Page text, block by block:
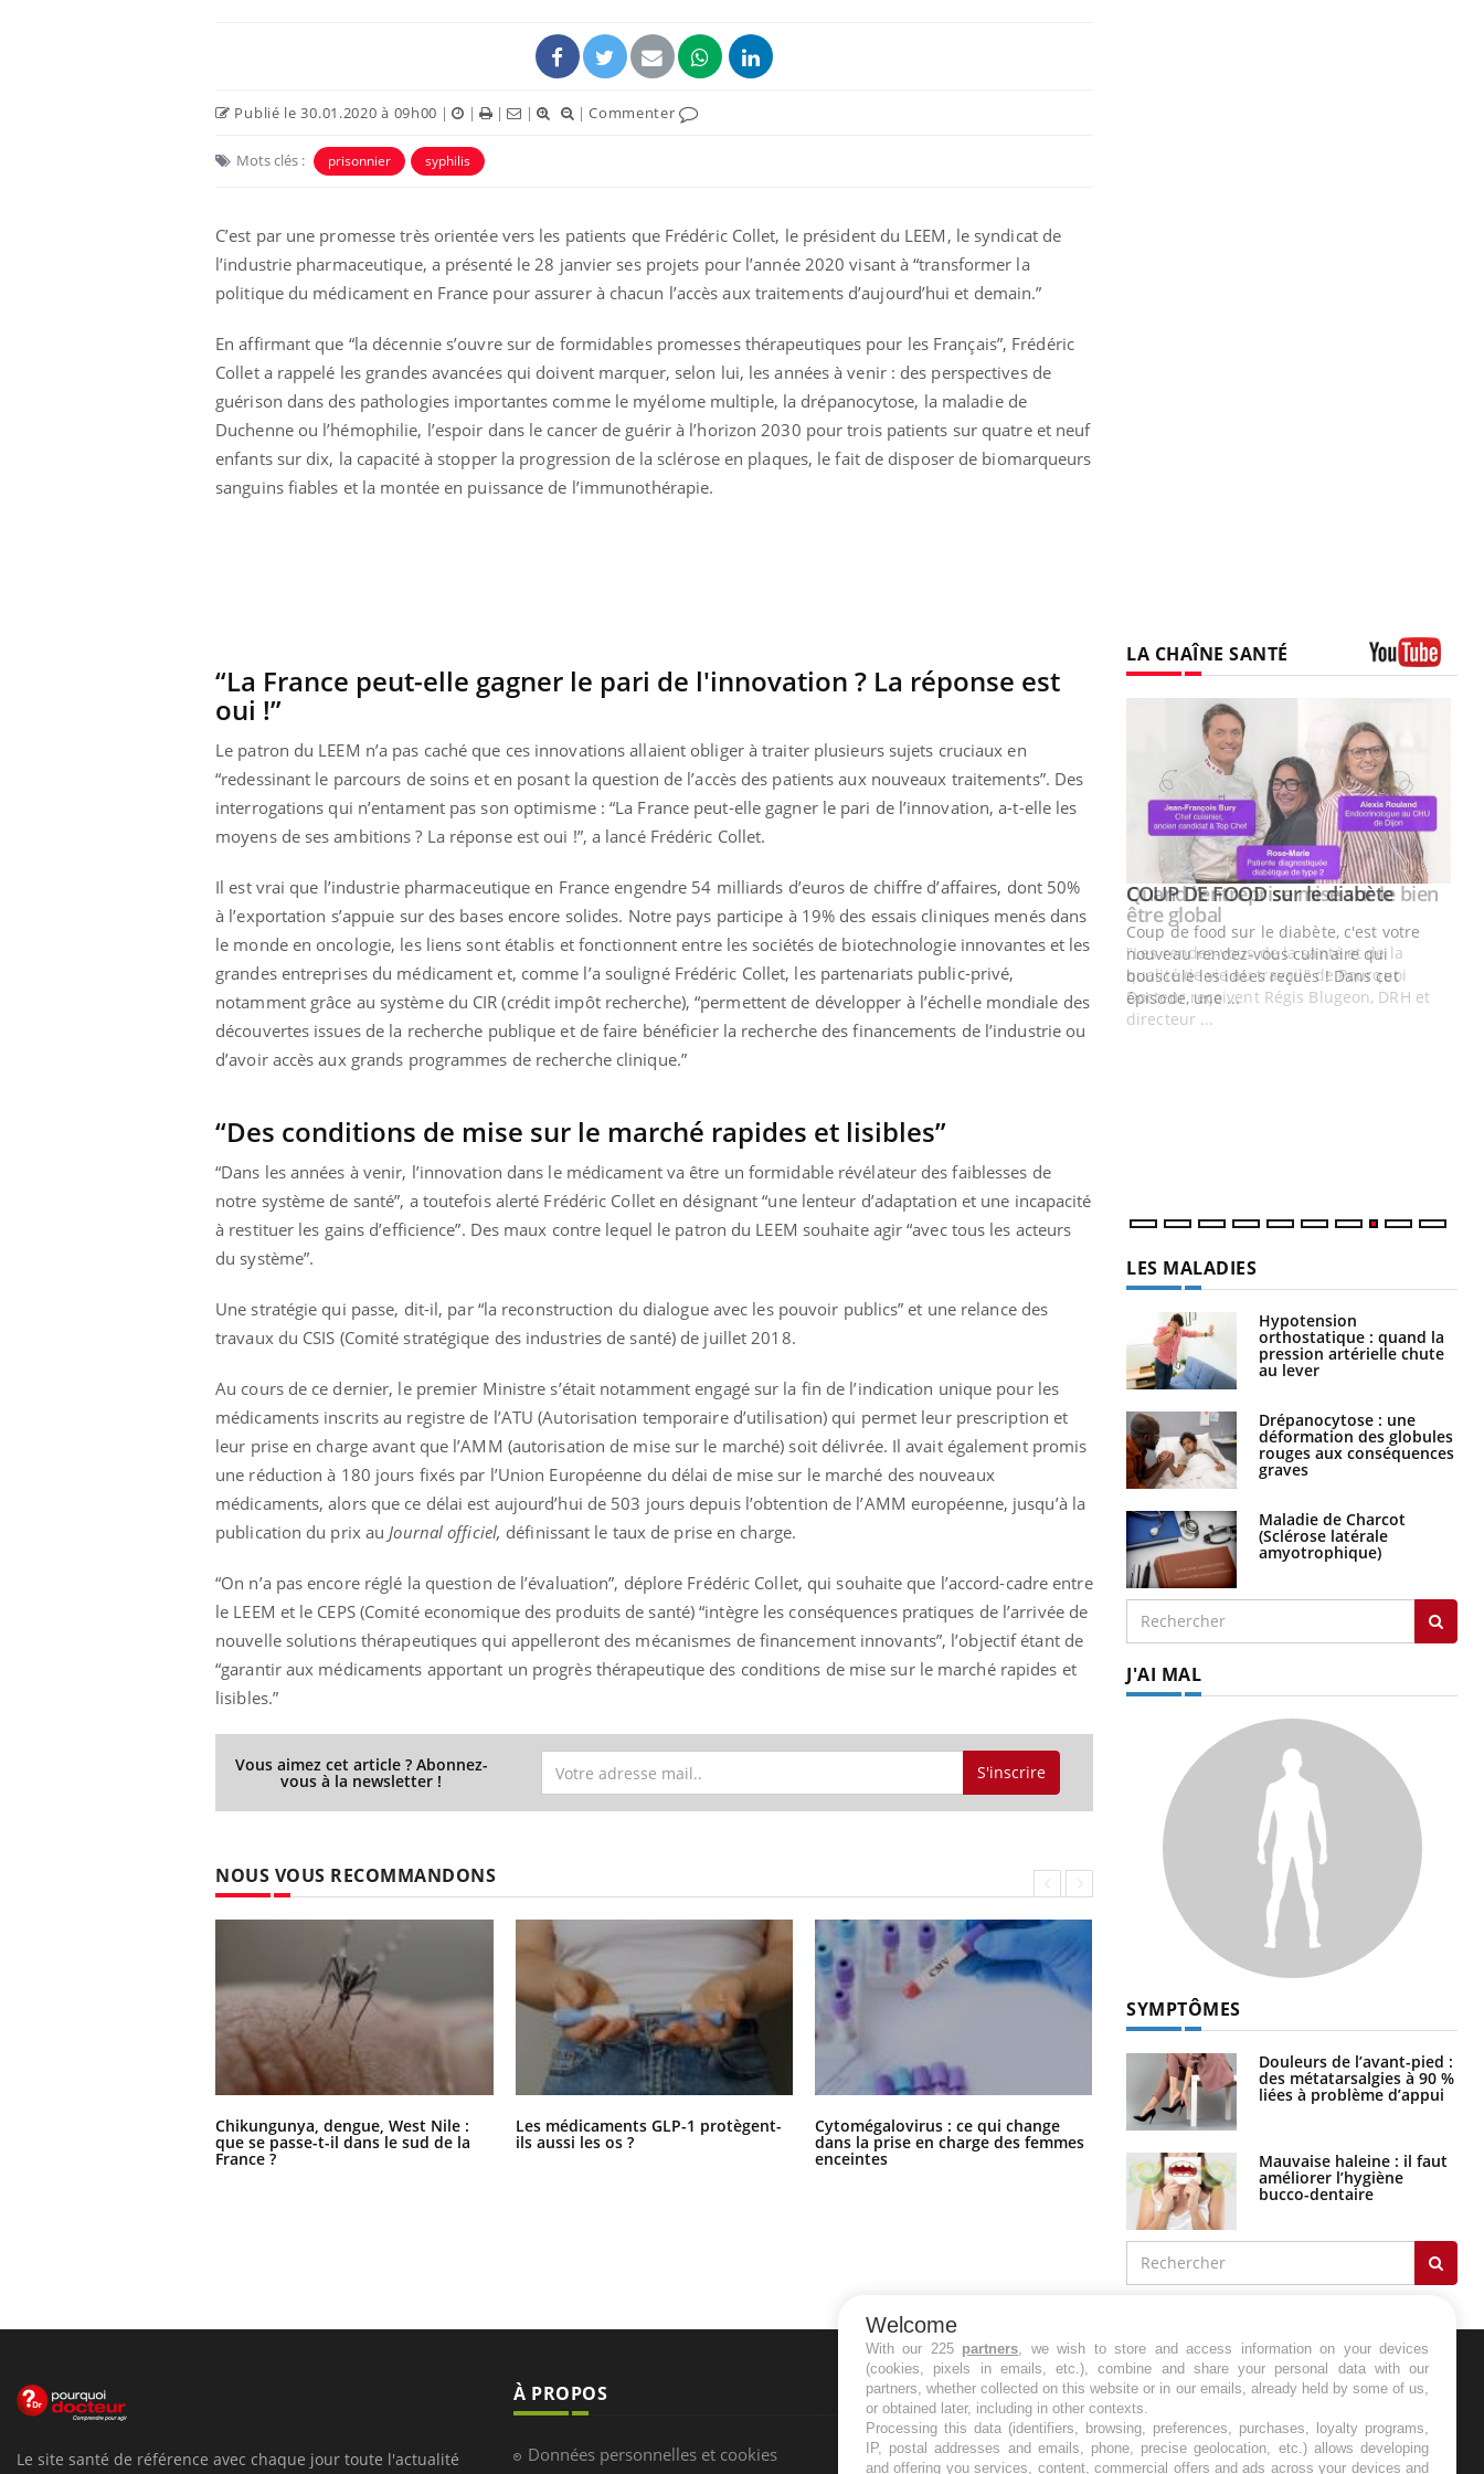
Publié le 30.01.2020 à 09h00 | | | | |Commenter
Mots clés : prisonnier syphilis
C’est par une promesse très orientée vers les patients que Frédéric Collet, le président du LEEM, le syndicat de
l’industrie pharmaceutique, a présenté le 28 janvier ses projets pour l’année 2020 visant à “transformer la
politique du médicament en France pour assurer à chacun l’accès aux traitements d’aujourd’hui et demain.”
En affirmant que “la décennie s’ouvre sur de formidables promesses thérapeutiques pour les Français”, Frédéric
Collet a rappelé les grandes avancées qui doivent marquer, selon lui, les années à venir : des perspectives de
guérison dans des pathologies importantes comme le myélome multiple, la drépanocytose, la maladie de
Duchenne ou l’hémophilie, l’espoir dans le cancer de guérir à l’horizon 2030 pour trois patients sur quatre et neuf
enfants sur dix, la capacité à stopper la progression de la sclérose en plaques, le fait de disposer de biomarqueurs
sanguins fiables et la montée en puissance de l’immunothérapie.
“La France peut-elle gagner le pari de l'innovation ? La réponse est
oui !”
Le patron du LEEM n’a pas caché que ces innovations allaient obliger à traiter plusieurs sujets cruciaux en
“redessinant le parcours de soins et en posant la question de l’accès des patients aux nouveaux traitements”. Des
interrogations qui n’entament pas son optimisme : “La France peut-elle gagner le pari de l’innovation, a-t-elle les
moyens de ses ambitions ? La réponse est oui !”, a lancé Frédéric Collet.
Il est vrai que l’industrie pharmaceutique en France engendre 54 milliards d’euros de chiffre d’affaires, dont 50%
à l’exportation s’appuie sur des bases encore solides. Notre pays participe à 19% des essais cliniques menés dans
le monde en oncologie, les liens sont établis et fonctionnent entre les sociétés de biotechnologie innovantes et les
grandes entreprises du médicament et, comme l’a souligné Frédéric Collet, les partenariats public-privé,
notamment grâce au système du CIR (crédit impôt recherche), “permettent de développer à l’échelle mondiale des
découvertes issues de la recherche publique et de faire bénéficier la recherche des financements de l’industrie ou
d’avoir accès aux grands programmes de recherche clinique.”
“Des conditions de mise sur le marché rapides et lisibles”
“Dans les années à venir, l’innovation dans le médicament va être un formidable révélateur des faiblesses de
notre système de santé”, a toutefois alerté Frédéric Collet en désignant “une lenteur d’adaptation et une incapacité
à restituer les gains d’efficience”. Des maux contre lequel le patron du LEEM souhaite agir “avec tous les acteurs
du système”.
Une stratégie qui passe, dit-il, par “la reconstruction du dialogue avec les pouvoir publics” et une relance des
travaux du CSIS (Comité stratégique des industries de santé) de juillet 2018.
Au cours de ce dernier, le premier Ministre s’était notamment engagé sur la fin de l’indication unique pour les
médicaments inscrits au registre de l’ATU (Autorisation temporaire d’utilisation) qui permet leur prescription et
leur prise en charge avant que l’AMM (autorisation de mise sur le marché) soit délivrée. Il avait également promis
une réduction à 180 jours fixés par l’Union Européenne du délai de mise sur le marché des nouveaux
médicaments, alors que ce délai est aujourd’hui de 503 jours depuis l’obtention de l’AMM européenne, jusqu’à la
publication du prix au Journal officiel, définissant le taux de prise en charge.
“On n’a pas encore réglé la question de l’évaluation”, déplore Frédéric Collet, qui souhaite que l’accord-cadre entre
le LEEM et le CEPS (Comité economique des produits de santé) “intègre les conséquences pratiques de l’arrivée de
nouvelle solutions thérapeutiques qui appelleront des mécanismes de financement innovants”, l’objectif étant de
“garantir aux médicaments apportant un progrès thérapeutique des conditions de mise sur le marché rapides et
lisibles.”
Vous aimez cet article ? Abonnez-
vous à la newsletter ! S'inscrire
NOUS VOUS RECOMMANDONS
Chikungunya, dengue, West Nile :
que se passe-t-il dans le sud de la
France ?
Les médicaments GLP-1 protègent-
ils aussi les os ?
Cytomégalovirus : ce qui change
dans la prise en charge des femmes
enceintes
La sieste empêche-t-elle de dormir
la nuit ?
LA CHAÎNE SANTÉ
Diabète & Ramadan 2026Youtube
Le Ramadan approche, et, pour de
nombreuses personnes atteintes de
diabète, c'est une période de questions, de
défis, mais ...
Youtube
Un « jumeau numérique » pour
faciliter l’accès à la médecine
préventive Youtube
Un établissement lié à un groupe
mutualiste innove en matière de bilan de
santé : l'utilisation d'un « jumeau
numérique » permet ...
Youtube
COUP DE FOOD sur le diabèteYoutube
Coup de food sur le diabète, c'est votre
nouveau rendez-vous culinaire qui
bouscule les idées reçues ! Dans cet
épisode, une ...
Youtube
Quand l’entreprise mise sur le bien
être globalYoutube
"Les rendez-vous de la santé et de la
qualité de vie au travail" de Pourquoi
Docteur reçoivent Régis Blugeon, DRH et
directeur ...
LES MALADIES
Hypotension
orthostatique : quand la
pression artérielle chute
au lever
Drépanocytose : une
déformation des globules
rouges aux conséquences
graves
Maladie de Charcot
(Sclérose latérale
amyotrophique)
J'AI MAL
SYMPTÔMES
Douleurs de l’avant-pied :
des métatarsalgies à 90 %
liées à problème d’appui
Mauvaise haleine : il faut
améliorer l’hygiène
bucco-dentaire
Le site santé de référence avec chaque jour toute l'actualité
À PROPOS
Données personnelles et cookies
NEWSLETTER
Recevez toutes les semaines les meilleures
infos santé
Welcome
With our 225 partners, we wish to store and access information on your devices
(cookies, pixels in emails, etc.), combine and share your personal data with our
partners, whether collected on this website or in our emails, already held by some of us,
or obtained later, including in other contexts.
Processing this data (identifiers, browsing, preferences, purchases, loyalty programs,
IP, postal addresses and emails, phone, precise geolocation, etc.) allows developing
and offering you services, content, commercial offers and ads across your devices and